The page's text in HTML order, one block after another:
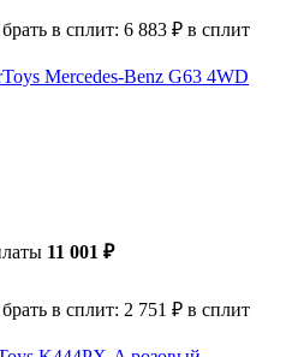
в сплит: 6 883 ₽ в сплит
Mercedes-Benz G63 4WD
11 001 ₽
в сплит: 2 751 ₽ в сплит